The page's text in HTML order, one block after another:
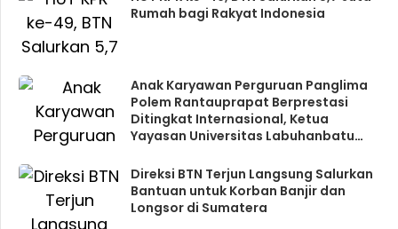
Rumah bagi Rakyat Indonesia
Anak Karyawan Perguruan Panglima
Polem Rantauprapat Berprestasi
Ditingkat Internasional, Ketua
Yayasan Universitas Labuhanbatu
Direksi BTN Terjun Langsung Salurkan
Bantuan untuk Korban Banjir dan
Longsor di Sumatera